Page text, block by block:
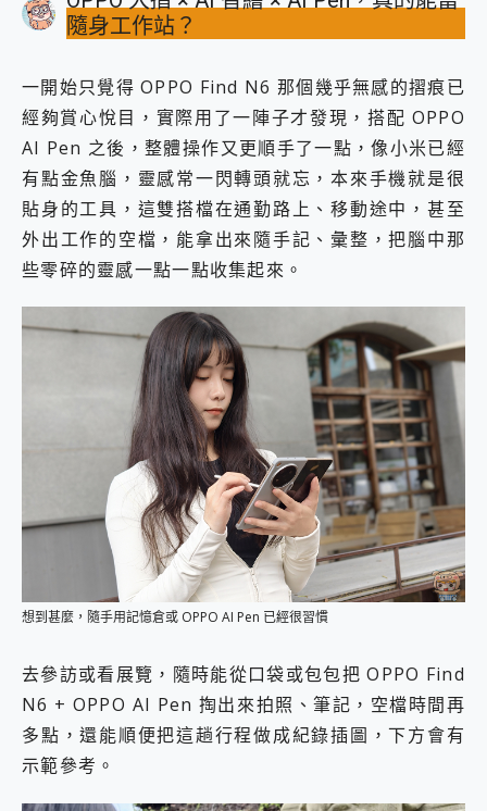
隨身工作站？
一開始只覺得 OPPO Find N6 那個幾乎無感的摺痕已
經夠賞心悅目，實際用了一陣子才發現，搭配 OPPO
AI Pen 之後，整體操作又更順手了一點，像小米已經
有點金魚腦，靈感常一閃轉頭就忘，本來手機就是很
貼身的工具，這雙搭檔在通勤路上、移動途中，甚至
外出工作的空檔，能拿出來隨手記、彙整，把腦中那
些零碎的靈感一點一點收集起來。
想到甚麼，隨手用記憶倉或 OPPO AI Pen 已經很習慣
去參訪或看展覽，隨時能從口袋或包包把 OPPO Find
N6 + OPPO AI Pen 掏出來拍照、筆記，空檔時間再
多點，還能順便把這趟行程做成紀錄插圖，下方會有
示範參考。